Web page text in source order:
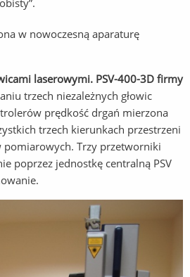
w nowoczesną aparaturę
laserowymi. PSV-400-3D firmy
trzech niezależnych głowic
prędkość drgań mierzona
trzech kierunkach przestrzeni
Trzy przetworniki
poprzez jednostkę centralną PSV